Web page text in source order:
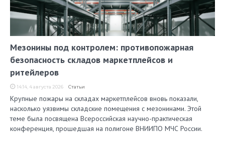
Мезонины под контролем: противопожарная
безопасность складов маркетплейсов и
ритейлеров
14:14, 4 августа 2026 Статьи
Крупные пожары на складах маркетплейсов вновь показали,
насколько уязвимы складские помещения с мезонинами. Этой
теме была посвящена Всероссийская научно-практическая
конференция, прошедшая на полигоне ВНИИПО МЧС России.